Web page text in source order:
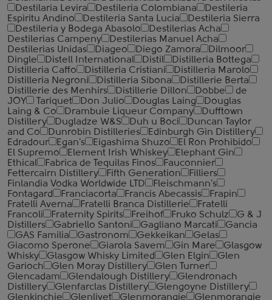
Destilaria Levira
Destileria Colombiana
Destileria
Espiritu Andino
Destileria Santa Lucia
Destileria Sierra
Destileria y Bodega Abasolo
Destilerias Acha
Destilerias Campeny
Destilerias Manuel Acha
Destilerias Unidas
Diageo Diego Zamora
Dilmoor
Dingle
Distell International Distil
Distilleria Bottega
Distilleria Caffo
Distilleria Cristiani
Distilleria Marolo
Distilleria Negroni
Distilleria Sibona
Distillerie Berta
Distillerie des Menhirs
Distillerie Dillon Dobbe
de
JOY
Tariquet Don Julio Douglas Laing
Douglas
Laing & Co
Drambuie Liqueur Company
Dufftown
Distillery
Dugladze W&S Duh u Boci
Duncan Taylor
and Co
Dunrobin Distilleries
Edinburgh Gin Distillery
Edradour
Egan's Eigashima Shuzo
El Ron Prohibido
El Supremo
Element Irish Whiskey
Elephant Gin
Ethical
Fabrica de Tequilas Finos
Fauconnier
Fettercairn Distillery
Fifth Generation
Filliers
Finlandia Vodka Worldwide LTD
Fleischmann's
Fontagard
Franciacorta Francis Abecassis
Frapin
Fratelli Averna
Fratelli Branca Distillerie
Fratelli
‎Francoli
Fraternity Spirits Freihof Fruko Schulz
G & J
Distillers
Gabriello Santoni Gagliano Marcati
Gancia
GAS Familia
Gastronom Gekkeikan
Gelas
Giacomo Sperone
Giarola Savem Gin Mare
Glasgow
Whisky
Glasgow Whisky Limited Glen Elgin
Glen
Garioch
Glen Moray Distillery
Glen Turner
Glencadam
Glendalough Distillery
Glendronach
Distillery
Glenfarclas Distillery
Glengoyne Distillery
Glenkinchie
Glenlivet Glenmorangie
Glenmorangie